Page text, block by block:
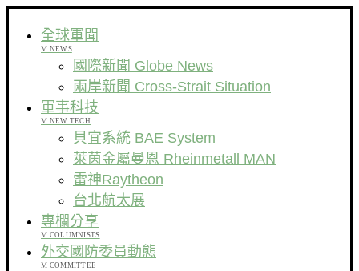
全球軍聞
M.NEWS
國際新聞 Globe News
兩岸新聞 Cross-Strait Situation
軍事科技
M.NEW TECH
貝宜系統 BAE System
萊茵金屬曼恩 Rheinmetall MAN
雷神Raytheon
台北航太展
專欄分享
M.COLUMNISTS
外交國防委員動態
M COMMITTEE